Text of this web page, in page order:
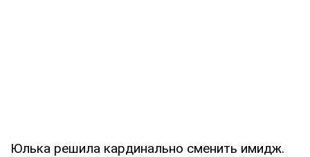
Юлька решила кардинально сменить имидж.